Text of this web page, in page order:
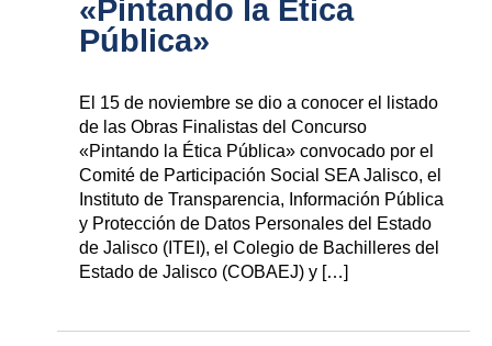
«Pintando la Ética
Pública»
El 15 de noviembre se dio a conocer el listado
de las Obras Finalistas del Concurso
«Pintando la Ética Pública» convocado por el
Comité de Participación Social SEA Jalisco, el
Instituto de Transparencia, Información Pública
y Protección de Datos Personales del Estado
de Jalisco (ITEI), el Colegio de Bachilleres del
Estado de Jalisco (COBAEJ) y […]